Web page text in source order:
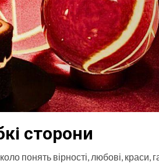
сторони
понять вірності, любові, краси,